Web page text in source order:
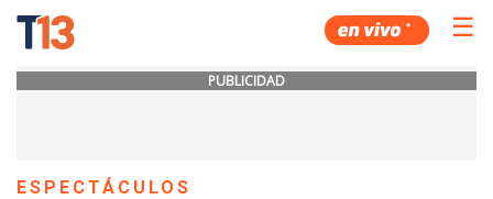
☰
PUBLICIDAD
ESPECTÁCULOS